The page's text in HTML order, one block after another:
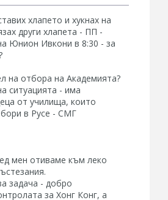
хлапето и хукнах на
други хлапета - ПП -
Юнион Ивкони в 8:30 - за
на отбора на Академията?
ситуацията - има
от училища, които
в Русе - СМГ
мен отиваме към леко
задача - добро
за Хонг Конг, а